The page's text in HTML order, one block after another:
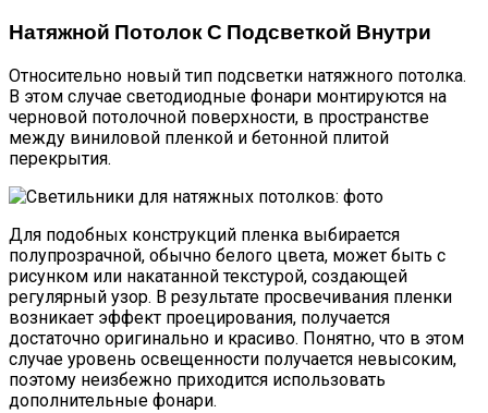
Натяжной Потолок С Подсветкой Внутри
Относительно новый тип подсветки натяжного потолка.
В этом случае светодиодные фонари монтируются на
черновой потолочной поверхности, в пространстве
между виниловой пленкой и бетонной плитой
перекрытия.
Для подобных конструкций пленка выбирается
полупрозрачной, обычно белого цвета, может быть с
рисунком или накатанной текстурой, создающей
регулярный узор. В результате просвечивания пленки
возникает эффект проецирования, получается
достаточно оригинально и красиво. Понятно, что в этом
случае уровень освещенности получается невысоким,
поэтому неизбежно приходится использовать
дополнительные фонари.